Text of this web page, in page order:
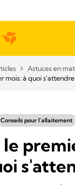
Astuces en
mois: à quoi s'attendre
Conseils pour l'allaitement